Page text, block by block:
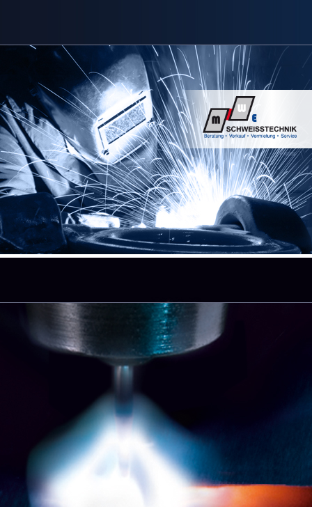
Allgemeine Verkaufs-, Liefer- und
Zahlungsbedingungen
I. Maßgebende Bedingungen
Sämtliche Lieferungen, Verkaufsgeschäfte und Leistungen
im Rahmen der gegenwärtigen und zukünftigen
Geschäftsbeziehungen erfolgen zu den nachfolgend